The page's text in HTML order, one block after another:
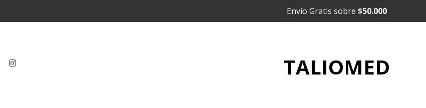
Envío Gratis sobre $50.000
TALIOMED